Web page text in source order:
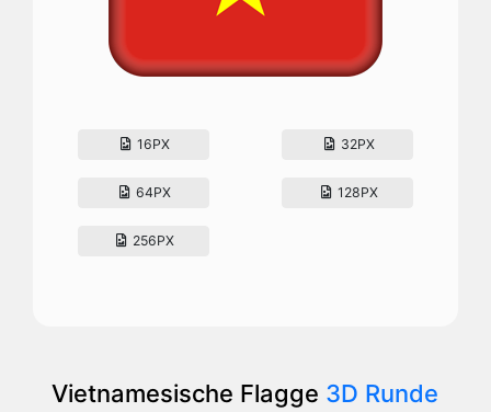
16PX 32PX
64PX 128PX
256PX
Vietnamesische Flagge 3D Runde